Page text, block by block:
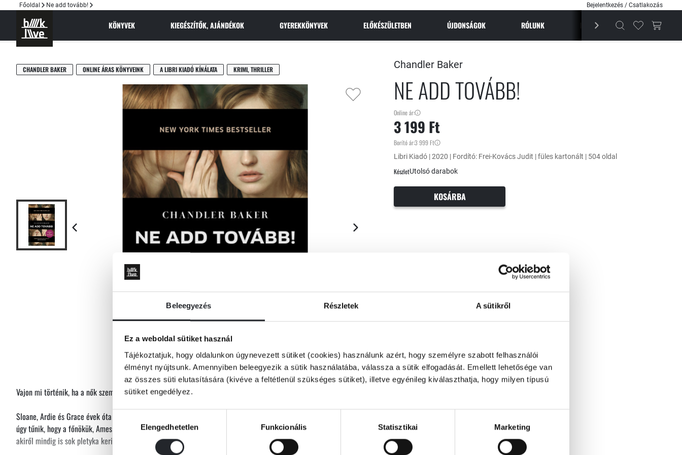
Beleegyezés Részletek A sütikről
Ez a weboldal sütiket használ
Tájékoztatjuk, hogy oldalunkon úgynevezett sütiket (cookies) használunk azért, hogy személyre szabott felhasználói
élményt nyújtsunk. Amennyiben beleegyezik a sütik használatába, válassza a sütik elfogadását. Emellett lehetősége van
az összes süti elutasítására (kivéve a feltétlenül szükséges sütiket), illetve egyénileg kiválaszthatja, hogy milyen típusú
sütiket engedélyez.
kiválasztásaElengedhetetlen Funkcionális Statisztikai Marketing
Főoldal Ne add tovább! Bejelentkezés / Csatlakozás
KÖNYVEK KIEGÉSZÍTŐK, AJÁNDÉKOK GYEREKKÖNYVEK ELŐKÉSZÜLETBEN ÚJDONSÁGOK RÓLUNK BESTSELLEREK MAGAZIN
CHANDLER BAKER ONLINE ÁRAS KÖNYVEINK A LIBRI KIADÓ KÍNÁLATA KRIMI, THRILLER
Vajon mi történik, ha a nők szembeszállnak a férfiak uralta világgal?
Sloane, Ardie és Grace évek óta a Truviv nagyvállalatnál dolgozik jogászként. A vezérigazgató hirtelen halála után
úgy tűnik, hogy a főnökük, Ames veszi át az egész cég irányítását. Mindannyiuknak más a kapcsolata a férfival,
akiről mindig is sok pletyka keringett amiatt, ahogyan a nőkkel bánik.
Chandler Baker
NE ADD TOVÁBB!
Online ár:
3 199 Ft
Borító ár:3 999 Ft
Libri Kiadó | 2020 | Fordító: Frei-Kovács Judit | füles kartonált | 504 oldal
KészletUtolsó darabok
KOSÁRBA